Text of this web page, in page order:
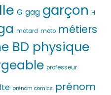
G gag garçon H
motard moto métiers
BD physique
professeur
prénom comics prénom